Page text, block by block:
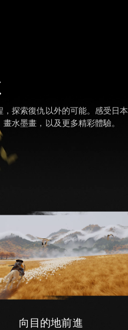
探索復仇以外的可能。感受日本
水墨畫，以及更多精彩體驗。
向目的地前進